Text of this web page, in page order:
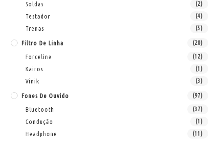
Soldas (2)
Testador (4)
Trenas (5)
Filtro De Linha (20)
Forceline (12)
Kairos (1)
Vinik (3)
Fones De Ouvido (97)
Bluetooth (37)
Condução (1)
Headphone (11)